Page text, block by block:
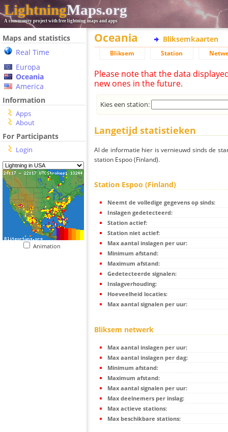
LightningMaps.org
A community project with free lightning maps and apps
Maps and statistics
Real Time
Europa
Oceania
America
Information
Apps
About
For Participants
Login
Animation
Oceania Bliksemkaarten
Bliksem Station
Please note that the data
new ones in the future.
Kies een station:
Langetijd statistieken
Al de informatie hier is vernieuwd sinds de
station Espoo (Finland).
Station Espoo (Finland)
Neemt de volledige gegevens op sinds:
Inslagen gedetecteerd:
Station actief:
Station niet actief:
Max aantal inslagen per uur:
Minimum afstand:
Maximum afstand:
Gedetecteerde signalen:
Inslagverhouding:
Hoeveelheid locaties:
Max aantal signalen per uur:
Bliksem netwerk
Max aantal inslagen per uur:
Max aantal inslagen per dag:
Minimum afstand:
Maximum afstand:
Max aantal signalen per uur:
Max deelnemers per inslag:
Max actieve stations:
Max beschikbare stations: